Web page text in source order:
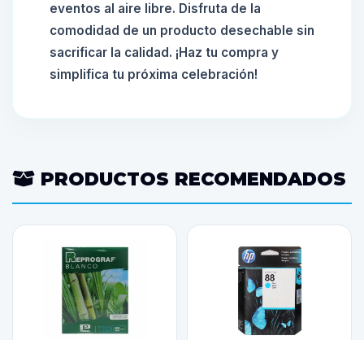
eventos al aire libre. Disfruta de la
comodidad de un producto desechable sin
sacrificar la calidad. ¡Haz tu compra y
simplifica tu próxima celebración!
PRODUCTOS RECOMENDADOS